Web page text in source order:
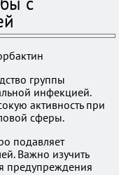
группы
инфекцией.
активность при
сферы.
подавляет
Важно изучить
предупреждения